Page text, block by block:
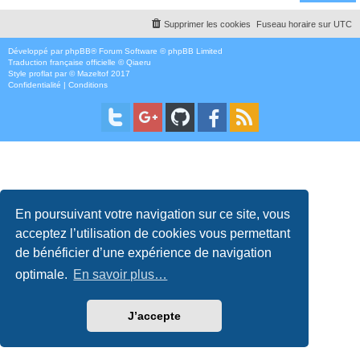
En poursuivant votre navigation sur ce site, vous
acceptez l’utilisation de cookies vous permettant
de bénéficier d’une expérience de navigation
optimale. En savoir plus…
J’accepte
Fuseau horaire sur UTC
Supprimer les cookies
Développé par phpBB® Forum Software © phpBB Limited
Traduction française officielle ©Qiaeru
Style proflat par ©Mazeltof 2017
Confidentialité | Conditions